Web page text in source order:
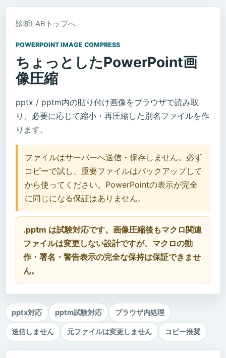
診断LABトップへ
POWERPOINT IMAGE COMPRESS
ちょっとしたPowerPoint画
像圧縮
pptx / pptm内の貼り付け画像をブラウザで読み取
り、必要に応じて縮小・再圧縮した別名ファイルを作
ります。
ファイルはサーバーへ送信・保存しません。必ず
コピーで試し、重要ファイルはバックアップして
から使ってください。PowerPointの表示が完全
に同じになる保証はありません。
.pptm は試験対応です。画像圧縮後もマクロ関連
ファイルは変更しない設計ですが、マクロの動
作・署名・警告表示の完全な保持は保証できませ
ん。
pptx対応 pptm試験対応 ブラウザ内処理
送信しません 元ファイルは変更しません コピー推奨